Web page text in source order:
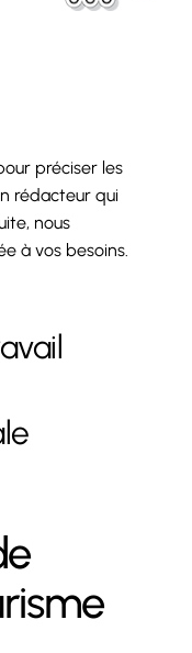
préciser les
rédacteur qui
nous
à vos besoins.